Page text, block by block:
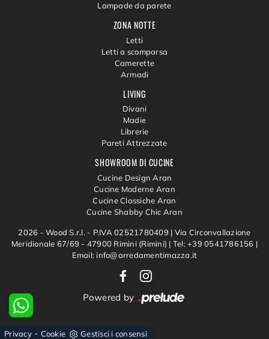
SHOWROOM DI CUCINE
Cucine Design Aran
Cucine Moderne Aran
Cucine Classiche Aran
Cucine Shabby Chic Aran
LIVING
Divani
Madie
Librerie
Pareti Attrezzate
ZONA NOTTE
Letti
Letti a scomparsa
Camerette
Armadi
Lampade da parete
2026 - Wood S.r.l. - P.IVA 02521780409 | Via Circonvallazione
Meridionale 67/69 - 47900 Rimini (Rimini) | Tel: +39 0541786156 |
Email: info@arredamentimazza.it
Powered by
Privacy- Cookie Gestisci i consensi